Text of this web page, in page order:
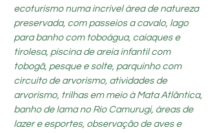
ecoturismo numa incrível área de natureza
preservada, com passeios a cavalo, lago
para banho com toboágua, caiaques e
tirolesa, piscina de areia infantil com
tobogã, pesque e solte, parquinho com
circuito de arvorismo, atividades de
arvorismo, trilhas em meio à Mata Atlântica,
banho de lama no Rio Camurugi, áreas de
lazer e esportes, observação de aves e